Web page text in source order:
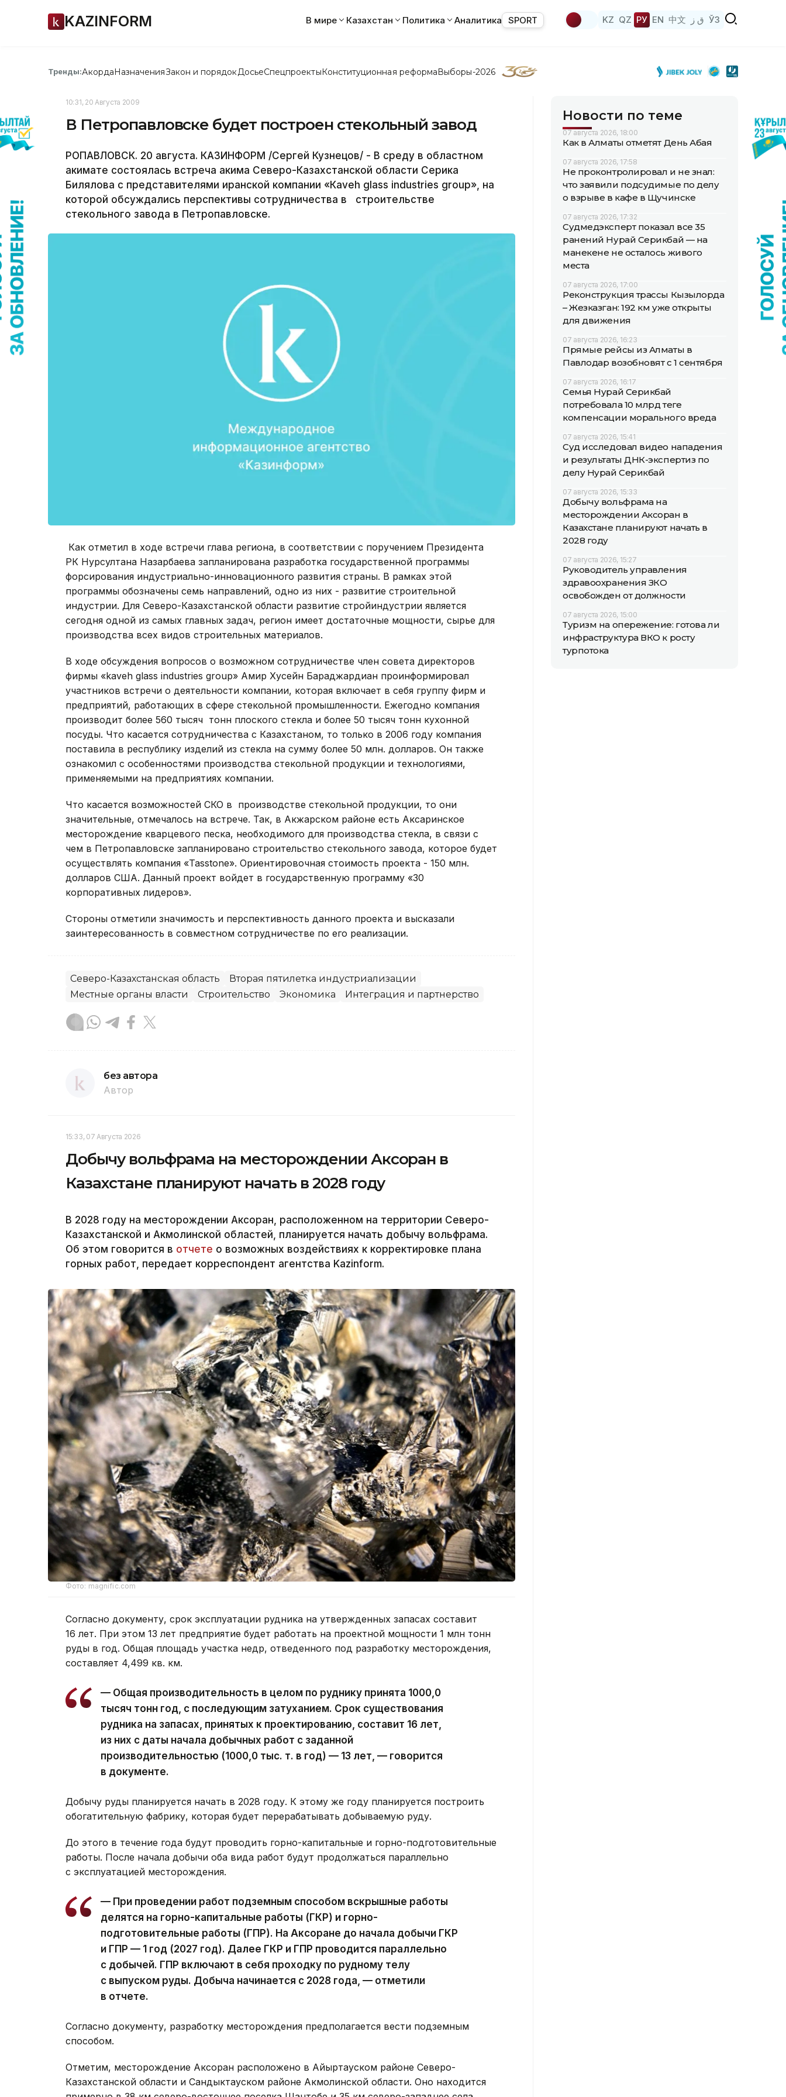
KAZINFORM В мире Казахстан Политика Аналитика SPORT KZ QZ РУ EN 中文 ق ز ЎЗ
Тренды:АкордаНазначенияЗакон и порядок ДосьеСпецпроектыКонституционная реформаВыборы-2026
10:31, 20 Августа 2009
В Петропавловске будет построен стекольный завод
РОПАВЛОВСК. 20 августа. КАЗИНФОРМ /Сергей Кузнецов/ - В среду в областном
акимате состоялась встреча акима Северо-Казахстанской области Серика
Билялова с представителями иранской компании «Каveh glass industries group», на
которой обсуждались перспективы сотрудничества в строительстве
стекольного завода в Петропавловске.
Как отметил в ходе встречи глава региона, в соответствии с поручением Президента
РК Нурсултана Назарбаева запланирована разработка государственной программы
форсирования индустриально-инновационного развития страны. В рамках этой
программы обозначены семь направлений, одно из них - развитие строительной
индустрии. Для Северо-Казахстанской области развитие стройиндустрии является
сегодня одной из самых главных задач, регион имеет достаточные мощности, сырье для
производства всех видов строительных материалов.
В ходе обсуждения вопросов о возможном сотрудничестве член совета директоров
фирмы «kaveh glass industries group» Амир Хусейн Бараджардиан проинформировал
участников встречи о деятельности компании, которая включает в себя группу фирм и
предприятий, работающих в сфере стекольной промышленности. Ежегодно компания
производит более 560 тысяч тонн плоского стекла и более 50 тысяч тонн кухонной
посуды. Что касается сотрудничества с Казахстаном, то только в 2006 году компания
поставила в республику изделий из стекла на сумму более 50 млн. долларов. Он также
ознакомил с особенностями производства стекольной продукции и технологиями,
применяемыми на предприятиях компании.
Что касается возможностей СКО в производстве стекольной продукции, то они
значительные, отмечалось на встрече. Так, в Акжарском районе есть Аксаринское
месторождение кварцевого песка, необходимого для производства стекла, в связи с
чем в Петропавловске запланировано строительство стекольного завода, которое будет
осуществлять компания «Tasstone». Ориентировочная стоимость проекта - 150 млн.
долларов США. Данный проект войдет в государственную программу «30
корпоративных лидеров».
Стороны отметили значимость и перспективность данного проекта и высказали
заинтересованность в совместном сотрудничестве по его реализации.
Северо-Казахстанская область
Вторая пятилетка индустриализации
Местные органы власти
Строительство Экономика Интеграция и партнерство
без автора
Автор
15:33, 07 Августа 2026
Добычу вольфрама на месторождении Аксоран в
Казахстане планируют начать в 2028 году
В 2028 году на месторождении Аксоран, расположенном на территории Северо-
Казахстанской и Акмолинской областей, планируется начать добычу вольфрама.
Об этом говорится в отчете о возможных воздействиях к корректировке плана
горных работ, передает корреспондент агентства Kazinform.
Фото: magnific.com
Согласно документу, срок эксплуатации рудника на утвержденных запасах составит
16 лет. При этом 13 лет предприятие будет работать на проектной мощности 1 млн тонн
руды в год. Общая площадь участка недр, отведенного под разработку месторождения,
составляет 4,499 кв. км.
— Общая производительность в целом по руднику принята 1000,0
тысяч тонн год, с последующим затуханием. Срок существования
рудника на запасах, принятых к проектированию, составит 16 лет,
из них с даты начала добычных работ с заданной
производительностью (1000,0 тыс. т. в год) — 13 лет, — говорится
в документе.
Добычу руды планируется начать в 2028 году. К этому же году планируется построить
обогатительную фабрику, которая будет перерабатывать добываемую руду.
До этого в течение года будут проводить горно-капитальные и горно-подготовительные
работы. После начала добычи оба вида работ будут продолжаться параллельно
с эксплуатацией месторождения.
— При проведении работ подземным способом вскрышные работы
делятся на горно-капитальные работы (ГКР) и горно-
подготовительные работы (ГПР). На Аксоране до начала добычи ГКР
и ГПР — 1 год (2027 год). Далее ГКР и ГПР проводится параллельно
с добычей. ГПР включают в себя проходку по рудному телу
с выпуском руды. Добыча начинается с 2028 года, — отметили
в отчете.
Согласно документу, разработку месторождения предполагается вести подземным
способом.
Отметим, месторождение Аксоран расположено в Айыртауском районе Северо-
Казахстанской области и Сандыктауском районе Акмолинской области. Оно находится
Новости по теме
07 августа 2026, 18:00
Как в Алматы отметят День Абая
07 августа 2026, 17:58
Не проконтролировал и не знал:
что заявили подсудимые по делу
о взрыве в кафе в Щучинске
07 августа 2026, 17:32
Судмедэксперт показал все 35
ранений Нурай Серикбай — на
манекене не осталось живого
места
07 августа 2026, 17:00
Реконструкция трассы Кызылорда
– Жезказган: 192 км уже открыты
для движения
07 августа 2026, 16:23
Прямые рейсы из Алматы в
Павлодар возобновят с 1 сентября
07 августа 2026, 16:17
Семья Нурай Серикбай
потребовала 10 млрд теңге
компенсации морального вреда
07 августа 2026, 15:41
Суд исследовал видео нападения
и результаты ДНК-экспертиз по
делу Нурай Серикбай
07 августа 2026, 15:33
Добычу вольфрама на
месторождении Аксоран в
Казахстане планируют начать в
2028 году
07 августа 2026, 15:27
Руководитель управления
здравоохранения ЗКО
освобожден от должности
07 августа 2026, 15:00
Туризм на опережение: готова ли
инфраструктура ВКО к росту
турпотока